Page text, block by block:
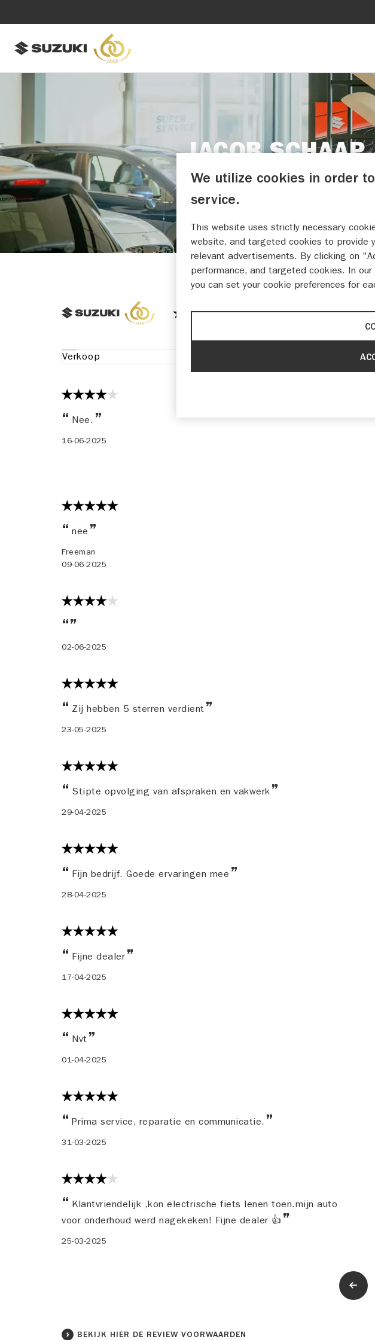
JACOB
9,4 179 beoordelingen
Verkoop
Nee.
16-06-2025
nee
Freeman
09-06-2025
02-06-2025
Zij hebben 5 sterren verdient
23-05-2025
Stipte opvolging van afspraken en vakwerk
29-04-2025
Fijn bedrijf. Goede ervaringen mee
28-04-2025
Fijne dealer
17-04-2025
Nvt
01-04-2025
Prima service, reparatie en communicatie.
31-03-2025
Klantvriendelijk ,kon electrische fiets lenen toen.mijn auto
voor onderhoud werd nagekeken! Fijne dealer 👍
25-03-2025
BEKIJK HIER DE REVIEW VOORWAARDEN
We utilize cookies in order
service.
This website uses strictly necessary
website, and targeted cookies to provide
relevant advertisements. By clicking on
performance, and targeted cookies. In
you can set your cookie preferences for